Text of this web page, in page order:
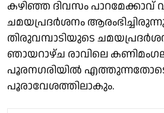
കഴിഞ്ഞ ദിവസം പാറമേക്കാവ്
ചമയപ്രദർശനം
തിരുവമ്പാടിയുടെ
ഞായറാഴ്ച രാവിലെ
പൂരനഗരിയിൽ
പൂരാവേശത്തിലാകും.